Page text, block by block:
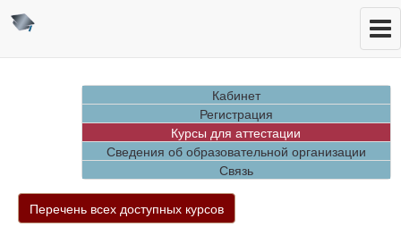
Кабинет
Регистрация
Курсы для аттестации
Сведения об образовательной организации
Связь
Перечень всех доступных курсов